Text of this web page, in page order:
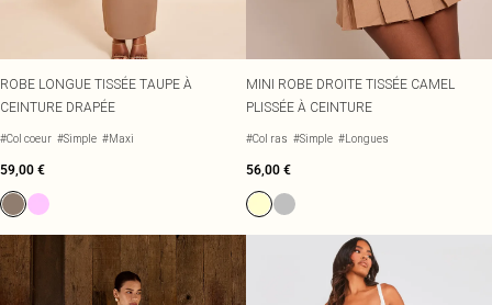
ROBE LONGUE TISSÉE TAUPE À
CEINTURE DRAPÉE
#Col coeur #Simple #Maxi
59,00 €
MINI ROBE DROITE TISSÉE CAMEL
PLISSÉE À CEINTURE
#Col ras #Simple #Longues
56,00 €